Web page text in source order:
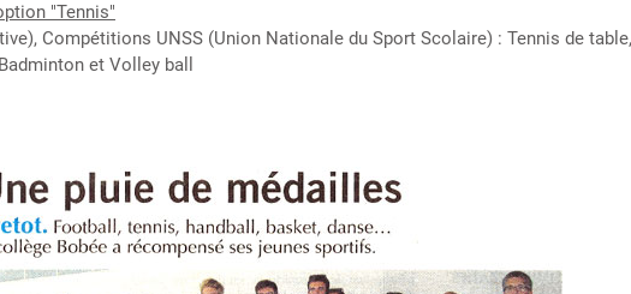
"Tennis"
Compétitions UNSS (Union Nationale du Sport Scolaire) : Tennis de
et Volley ball